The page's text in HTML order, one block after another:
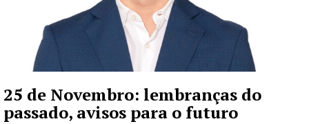
25 de Novembro: lembranças do
passado, avisos para o futuro